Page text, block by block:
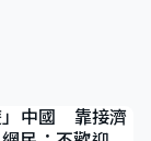
」中國 靠接濟